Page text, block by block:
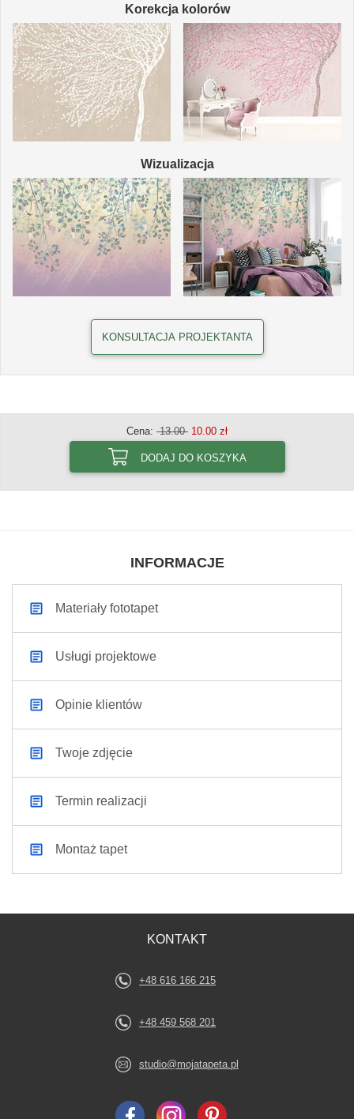
Korekcja kolorów
Wizualizacja
KONSULTACJA PROJEKTANTA
Cena: 13.00 10.00 zł
DODAJ DO KOSZYKA
INFORMACJE
Materiały fototapet
Usługi projektowe
Opinie klientów
Twoje zdjęcie
Termin realizacji
Montaż tapet
KONTAKT
+48 616 166 215
+48 459 568 201
studio@mojatapeta.pl